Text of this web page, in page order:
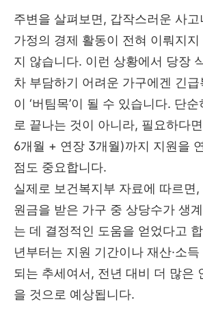
주변을 살펴보면, 갑작스러운 사
가정의 경제 활동이 전혀 이뤄지
지 않습니다. 이런 상황에서 당장
차 부담하기 어려운 가구에겐 긴
이 ‘버팀목’이 될 수 있습니다. 단
로 끝나는 것이 아니라, 필요하다
6개월 + 연장 3개월)까지 지원을
점도 중요합니다.
실제로 보건복지부 자료에 따르면
원금을 받은 가구 중 상당수가 생
는 데 결정적인 도움을 얻었다고
년부터는 지원 기간이나 재산·소
되는 추세여서, 전년 대비 더 많은
을 것으로 예상됩니다.